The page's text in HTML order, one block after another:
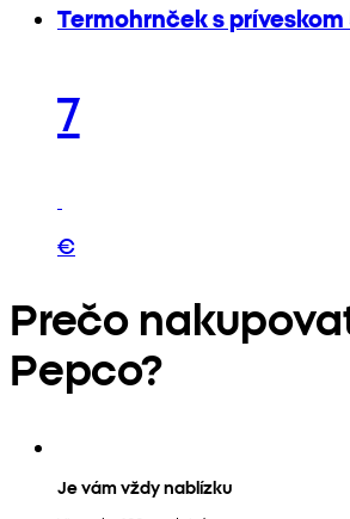
Termohrnček s príveskom
7
€
Prečo
Pepco?
Je vám vždy nablízku